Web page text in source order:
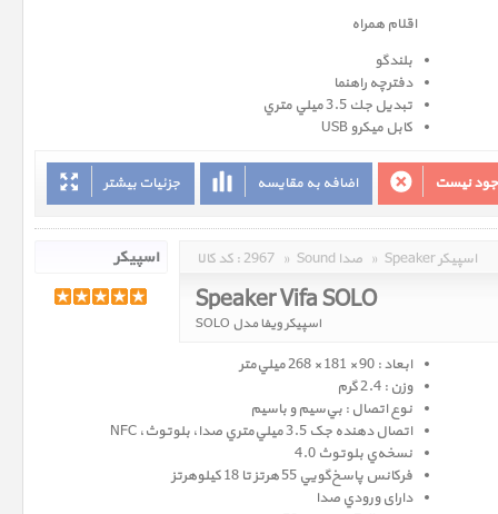
اقلام همراه
بلندگو
دفترچه راهنما
تبديل جك 3.5 ميلي متري
كابل ميكرو USB
جزئیات بیشتر اضافه به مقایسه نیست
کد کالا : 2967 » Sound صدا » Speaker اسپیکر
Speaker Vifa SOLO
اسپیکر ویفا مدل SOLO
ابعاد : 90 × 181 × 268 ميلي‌متر
وزن : 2.4 گرم
نوع اتصال : بي‌سيم و باسيم
اتصال دهنده جک 3.5 ميلي‌متري صدا، بلوتوث، NFC
نسخه‌ي بلوتوث 4.0
فرکانس پاسخ‌گويي 55 هرتز تا 18 کیلوهرتز
دارای ورودي صدا